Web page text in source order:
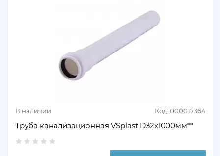
В наличии Код: 000017364
Труба канализационная VSplast D32х1000мм**